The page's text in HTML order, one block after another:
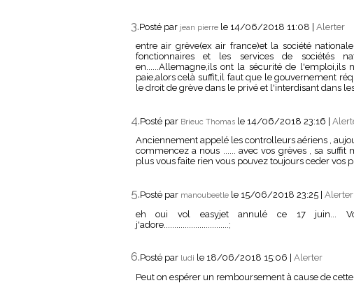
3.Posté par jean pierre le 14/06/2018 11:08 | Alerter
entre air grève(ex air france)et la société
fonctionnaires et les services de sociétés
en......Allemagne,ils ont la sécurité de l'emploi,ils
paie,alors celà suffit,il faut que le gouvernement
le droit de grève dans le privé et l'interdisant dans
4.Posté par Brieuc Thomas le 14/06/2018 23:16 |
Anciennement appelé les controlleurs aériens ,
commencez a nous ...... avec vos grèves , sa
plus vous faite rien vous pouvez toujours ceder vos
5.Posté par manoubeetle le 15/06/2018 23:25 Alerter
eh oui vol easyjet annulé ce 17 juin...
j'adore...............................;
6.Posté par ludi le 18/06/2018 15:06
Alerter
Peut on espérer un remboursement à cause de